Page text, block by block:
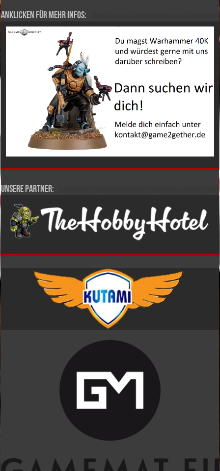
Anklicken für mehr Infos:
Unsere Partner: